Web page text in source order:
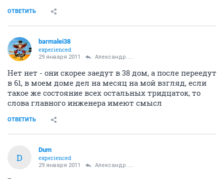
ОТВЕТИТЬ
barmalei38
experienced
29 января 2011 Александр.....
Нет нет - они скорее заедут в 38 дом, а после переедут
в 61, в моем доме дел на месяц на мой взгляд, если
такое же состояние всех остальных тридцаток, то
слова главного инженера имеют смысл
ОТВЕТИТЬ
D
Dum
experienced
29 января 2011 Александр.....